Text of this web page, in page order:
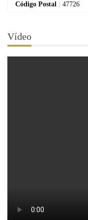
Código Postal : 47726
Vídeo